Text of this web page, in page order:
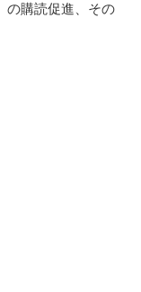
の購読促進、その